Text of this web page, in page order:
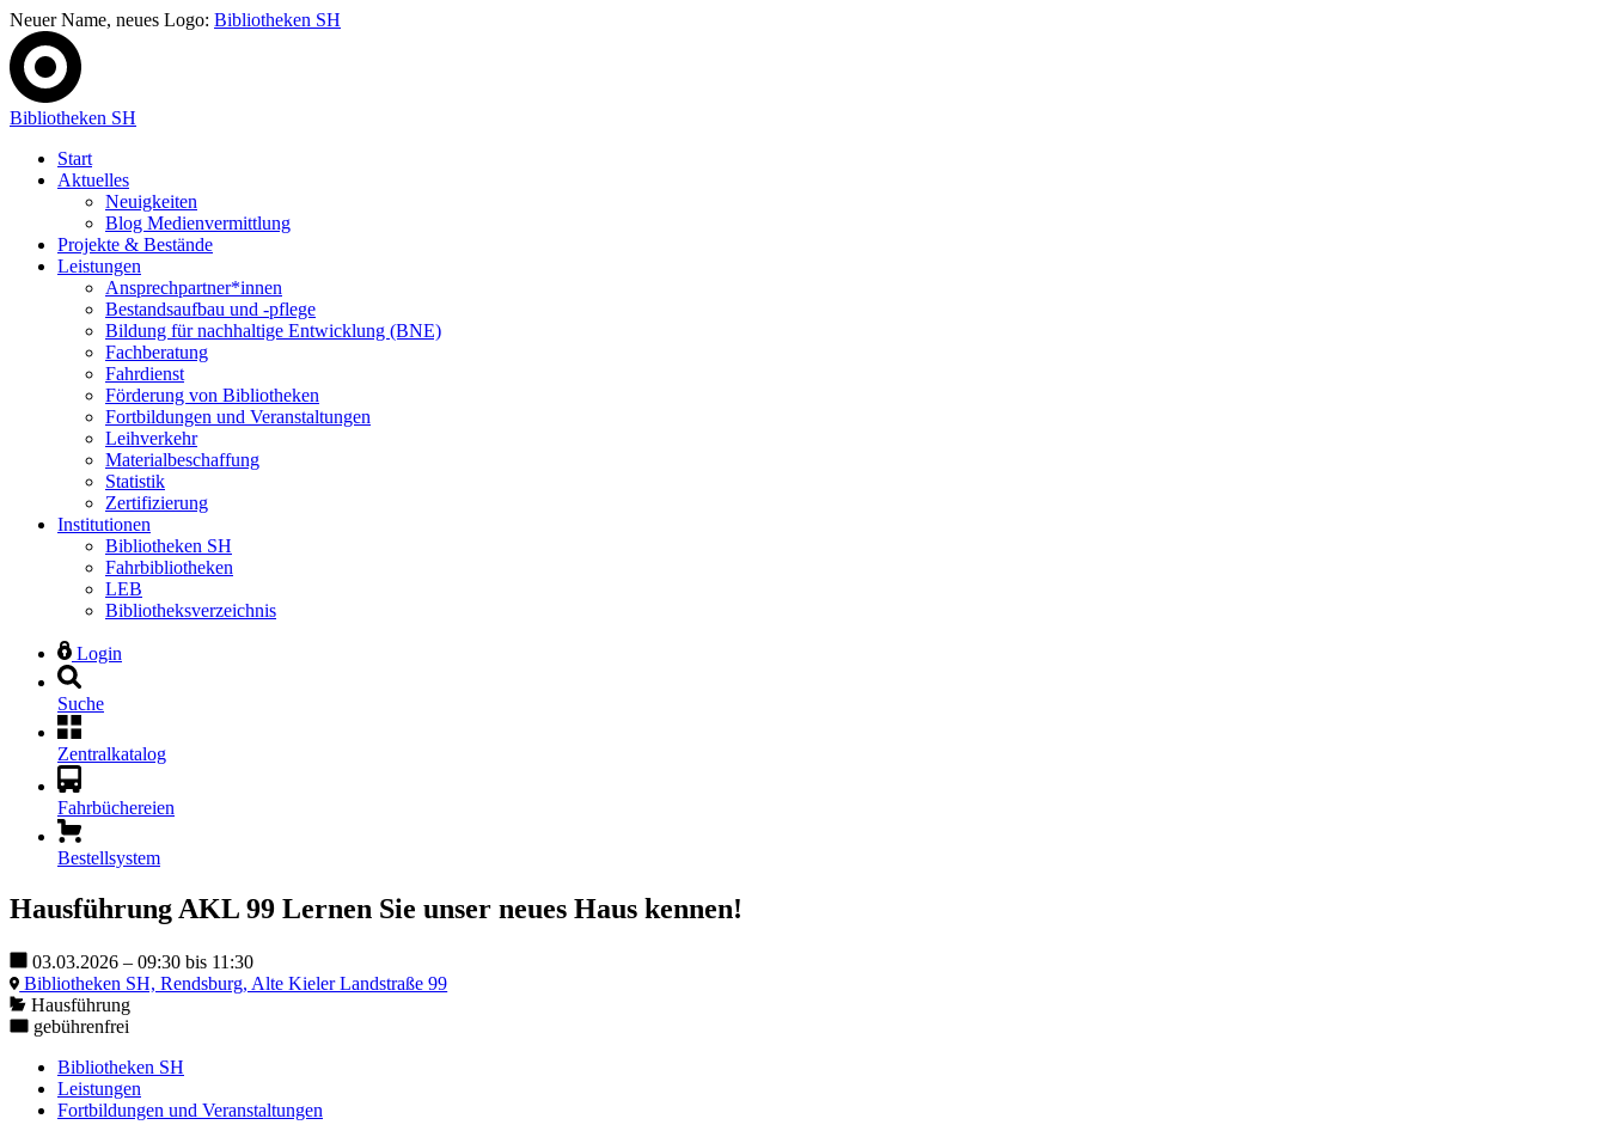
Neuer Name, neues Logo: Bibliotheken SH
Bibliotheken SH
Start
Aktuelles
Neuigkeiten
Blog Medienvermittlung
Projekte & Bestände
Leistungen
Ansprechpartner*innen
Bestandsaufbau und -pflege
Bildung für nachhaltige Entwicklung (BNE)
Fachberatung
Fahrdienst
Förderung von Bibliotheken
Fortbildungen und Veranstaltungen
Leihverkehr
Materialbeschaffung
Statistik
Zertifizierung
Institutionen
Bibliotheken SH
Fahrbibliotheken
LEB
Bibliotheksverzeichnis
Login
Suche
Zentralkatalog
Fahrbüchereien
Bestellsystem
Hausführung AKL 99 Lernen Sie unser neues Haus kennen!
03.03.2026 – 09:30 bis 11:30
Bibliotheken SH, Rendsburg, Alte Kieler Landstraße 99
Hausführung
gebührenfrei
Bibliotheken SH
Leistungen
Fortbildungen und Veranstaltungen